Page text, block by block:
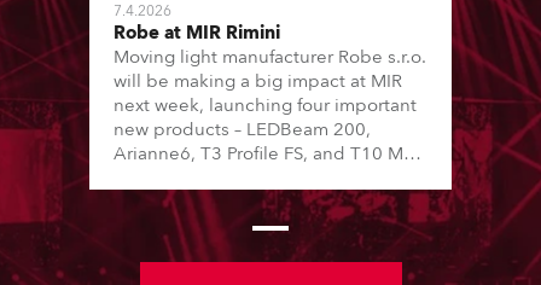
7.4.2026
Robe at MIR Rimini
Moving light manufacturer Robe s.r.o.
will be making a big impact at MIR
next week, launching four important
new products – LEDBeam 200,
Arianne6, T3 Profile FS, and T10 MFS
Italian distributor RM Multimedia’s
large stand at the three-day trade
show, staged at the Rimini Expo